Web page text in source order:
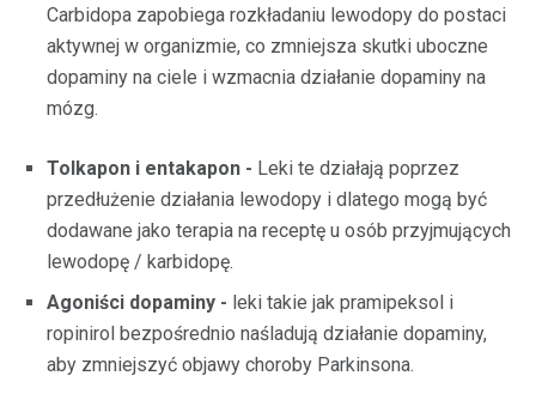
Carbidopa zapobiega rozkładaniu lewodopy do postaci
aktywnej w organizmie, co zmniejsza skutki uboczne
dopaminy na ciele i wzmacnia działanie dopaminy na
mózg.
Tolkapon i entakapon - Leki te działają poprzez
przedłużenie działania lewodopy i dlatego mogą być
dodawane jako terapia na receptę u ​​osób przyjmujących
lewodopę / karbidopę.
Agoniści dopaminy - leki takie jak pramipeksol i
ropinirol bezpośrednio naśladują działanie dopaminy,
aby zmniejszyć objawy choroby Parkinsona.